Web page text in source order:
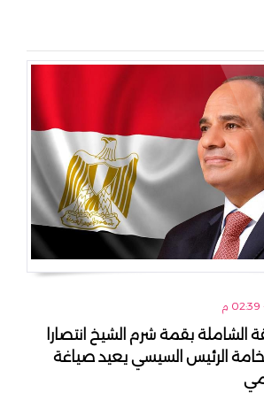
الشاملة بقمة شرم الشيخ انتصارا
الرئيس السيسي يعيد صياغة